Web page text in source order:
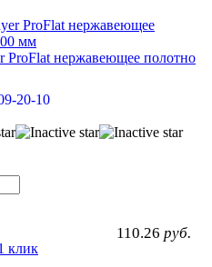
ProFlat нержавеющее полотно
20-10
110.26 руб.
клик